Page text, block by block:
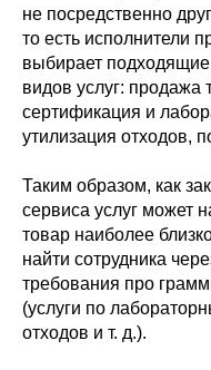
не посредственно
то есть исполнители
выбирает
видов услуг: продажа
сертификация и
утилизация отходов,
Таким образом, как
сервиса услуг может
товар наиболее
найти сотрудника
требования про
(услуги по
отходов и т. д.).